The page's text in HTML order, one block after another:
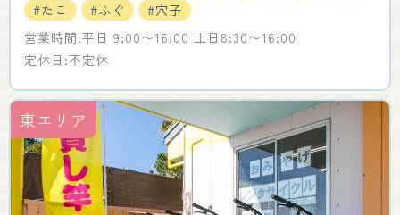
東エリア
#たこ
#ふぐ
#穴子
営業時間:平日 9:00〜16:00 土日8:30〜16:00
定休日:不定休